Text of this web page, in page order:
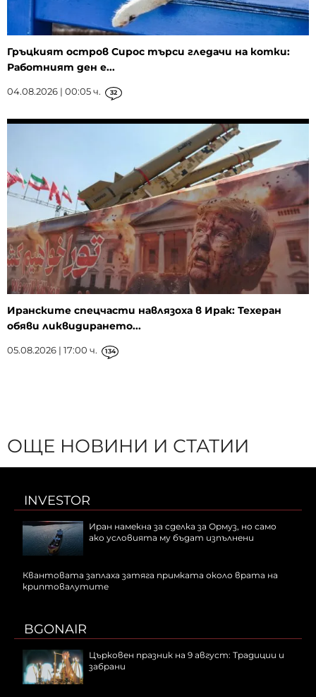
Гръцкият остров Сирос търси гледачи на котки:
Работният ден е...
04.08.2026 | 00:05 ч. 32
Иранските спецчасти навлязоха в Ирак: Техеран
обяви ликвидирането...
05.08.2026 | 17:00 ч. 134
ОЩЕ НОВИНИ И СТАТИИ
INVESTOR
Иран намекна за сделка за Ормуз, но само
ако условията му бъдат изпълнени
Квантовата заплаха затяга примката около врата на
криптовалутите
BGONAIR
Църковен празник на 9 август: Традиции и
забрани